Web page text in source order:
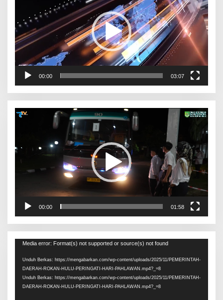
00:00 03:07
Pemutar
Video
00:00 01:58
Pemutar
Media error: Format(s) not supported or source(s) not found
Unduh Berkas: https://mengabarkan.com/wp-content/uploads/2025/11/PEMERINTAH-
DAERAH-ROKAN-HULU-PERINGATI-HARI-PAHLAWAN.mp4?_=8
Unduh Berkas: https://mengabarkan.com/wp-content/uploads/2025/11/PEMERINTAH-
DAERAH-ROKAN-HULU-PERINGATI-HARI-PAHLAWAN.mp4?_=8